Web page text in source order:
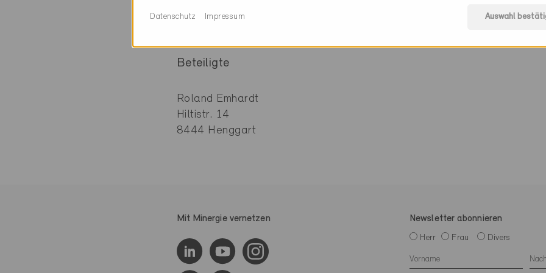
Beteiligte
Roland Emhardt
Hiltistr. 14
8444 Henggart
Mit Minergie vernetzen Newsletter abonnieren
Herr Frau Divers
Auswahl
Datenschutz Impressum